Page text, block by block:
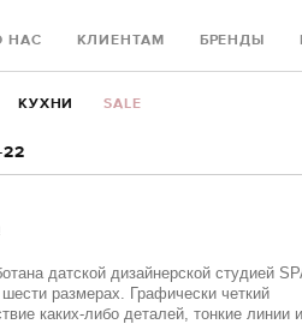
КУХНИ SALE
НАС КЛИЕНТАМ БРЕНДЫ
датской дизайнерской студией
размерах. Графически четкий
каких-либо деталей, тонкие линии и